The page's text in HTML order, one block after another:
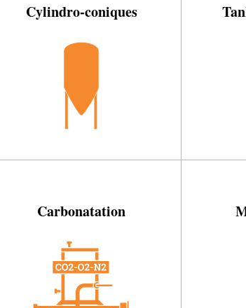
Cylindro-coniques
Carbonatation